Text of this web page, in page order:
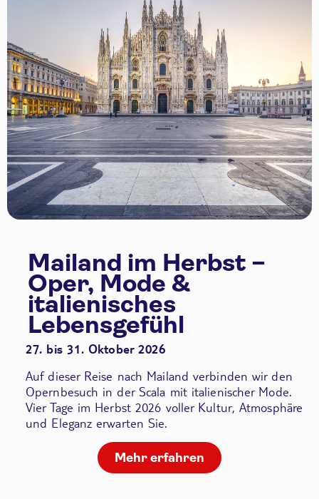
Mailand im Herbst –
Oper, Mode &
italienisches
Lebensgefühl
27. bis 31. Oktober 2026
Auf dieser Reise nach Mailand verbinden wir den
Opernbesuch in der Scala mit italienischer Mode.
Vier Tage im Herbst 2026 voller Kultur, Atmosphäre
und Eleganz erwarten Sie.
Mehr erfahren